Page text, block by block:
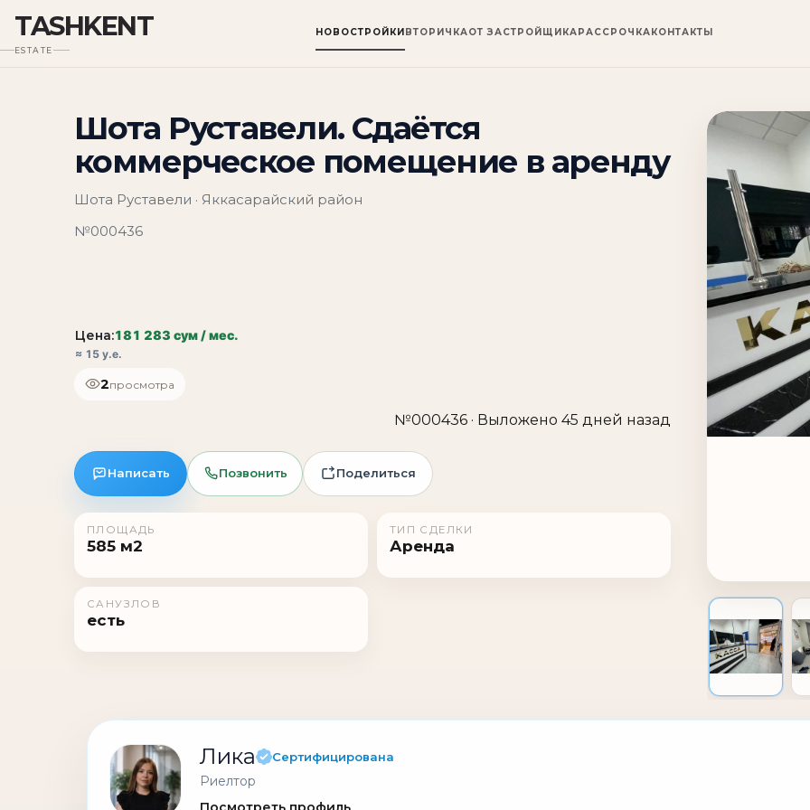
TASHKENT
ESTATE
НОВОСТРОЙКИВТОРИЧКАОТ ЗАСТРОЙЩИКАРАССРОЧКАКОНТАКТЫ
1 / 8
Шота Руставели. Сдаётся
коммерческое помещение в аренду
Шота Руставели · Яккасарайский район
№000436
Цена:181 283 сум / мес.
≈ 15 у.е.
2просмотра
№000436 · Выложено 45 дней назад
Написать Позвонить Поделиться
ПЛОЩАДЬ
585 м2
ТИП СДЕЛКИ
Аренда
САНУЗЛОВ
есть
Лика Сертифицирована
Риелтор